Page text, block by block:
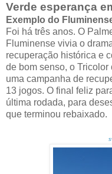
Verde esperança
Exemplo do
Foi há três anos. O
Fluminense vivia o
recuperação histórica e
de bom senso, o
uma campanha de
13 jogos. O final feliz
última rodada, para
que terminou rebaixado.